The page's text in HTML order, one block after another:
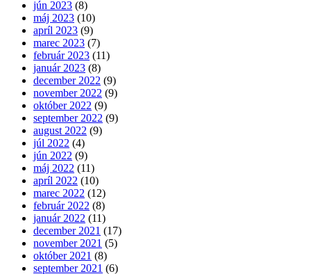
jún 2023 (8)
máj 2023 (10)
apríl 2023 (9)
marec 2023 (7)
február 2023 (11)
január 2023 (8)
december 2022 (9)
november 2022 (9)
október 2022 (9)
september 2022 (9)
august 2022 (9)
júl 2022 (4)
jún 2022 (9)
máj 2022 (11)
apríl 2022 (10)
marec 2022 (12)
február 2022 (8)
január 2022 (11)
december 2021 (17)
november 2021 (5)
október 2021 (8)
september 2021 (6)